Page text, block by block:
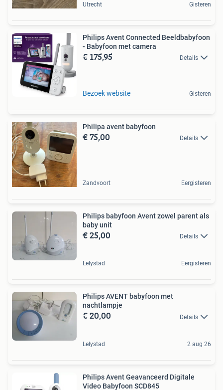
Utrecht Gisteren
Philips Avent Connected Beeldbabyfoon
- Babyfoon met camera
€ 175,95 Details
Bezoek website Gisteren
Philipa avent babyfoon
€ 75,00 Details
Zandvoort Eergisteren
Philips babyfoon Avent zowel parent als
baby unit
€ 25,00 Details
Lelystad Eergisteren
Philips AVENT babyfoon met
nachtlampje
€ 20,00 Details
Lelystad 2 aug 26
Philips Avent Geavanceerd Digitale
Video Babyfoon SCD845